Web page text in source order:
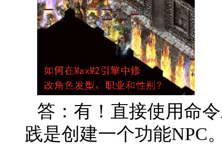
答：有！直接使用命
践是创建一个功能NPC